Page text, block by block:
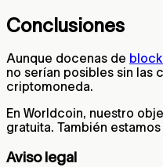
Conclusiones
Aunque docenas de
no serían posibles sin las
criptomoneda.
En Worldcoin, nuestro
gratuita. También
Aviso legal